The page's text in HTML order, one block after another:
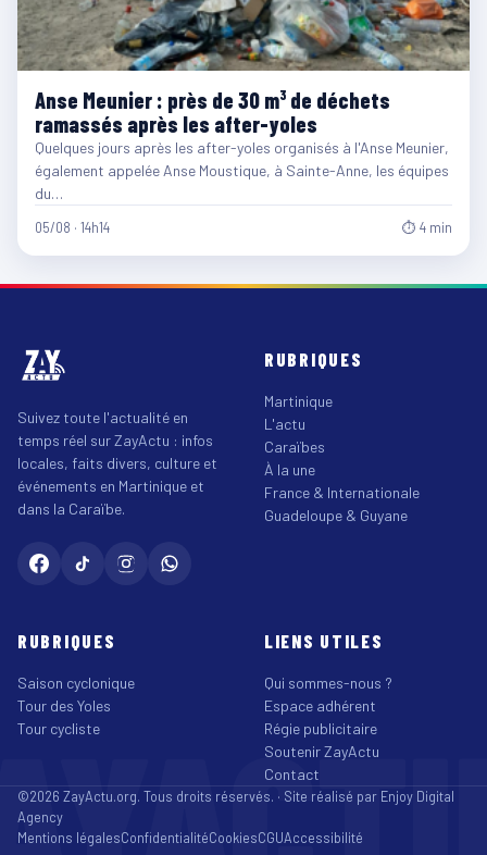
Anse Meunier : près de 30 m³ de déchets
ramassés après les after-yoles
Quelques jours après les after-yoles organisés à l'Anse Meunier,
également appelée Anse Moustique, à Sainte-Anne, les équipes
du…
05/08 · 14h14 ⏱ 4 min
Suivez toute l'actualité en
temps réel sur ZayActu : infos
locales, faits divers, culture et
événements en Martinique et
dans la Caraïbe.
RUBRIQUES
Martinique
L'actu
Caraïbes
À la une
France & Internationale
Guadeloupe & Guyane
RUBRIQUES
Saison cyclonique
Tour des Yoles
Tour cycliste
LIENS UTILES
Qui sommes-nous ?
Espace adhérent
Régie publicitaire
Soutenir ZayActu
Contact
©2026 ZayActu.org. Tous droits réservés. · Site réalisé par Enjoy Digital
Agency
Mentions légalesConfidentialitéCookiesCGUAccessibilité